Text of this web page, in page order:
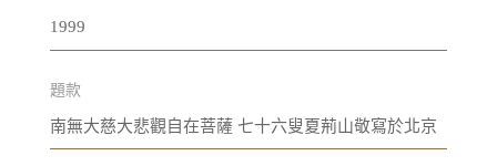
1999
題款
南無大慈大悲觀自在菩薩 七十六叟夏荊山敬寫於北京